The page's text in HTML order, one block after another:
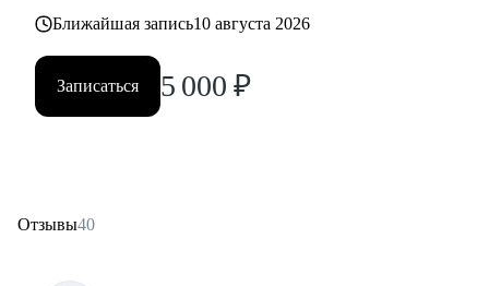
Ближайшая запись10 августа 2026
Записаться 5 000 ₽
Отзывы40